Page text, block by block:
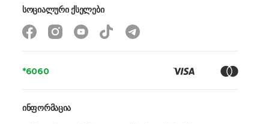
*6060
ინფორმაცია
სოციალური ქსელები